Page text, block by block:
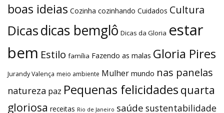
boas ideias Cozinha cozinhando Cuidados Cultura
Dicasdicas bemglô Dicas da Gloria estar
bem Estilo família Fazendo as malas Gloria Pires
Jurandy Valença meio ambiente Mulher mundo nas panelas
natureza paz Pequenas felicidades quarta
gloriosa receitas Rio de Janeiro saúde sustentabilidade